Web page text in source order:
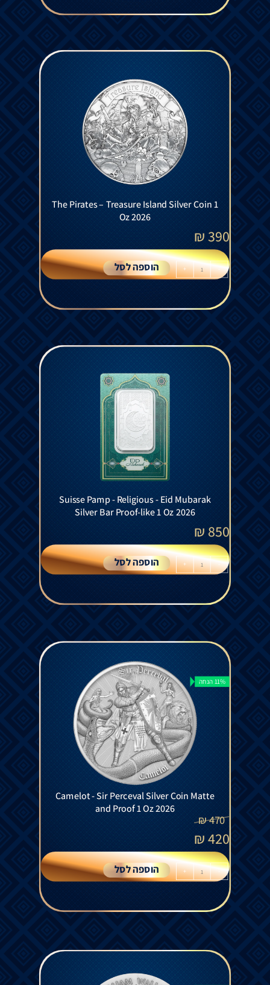
The Pirates – Treasure Island Silver Coin 1
Oz 2026
390
₪
-
+ הוספה לסל
Suisse Pamp - Religious - Eid Mubarak
Silver Bar Proof-like 1 Oz 2026
850
₪
-
+ הוספה לסל
11% הנחה
Camelot - Sir Perceval Silver Coin Matte
and Proof 1 Oz 2026
470
₪
420
₪
-
+ הוספה לסל